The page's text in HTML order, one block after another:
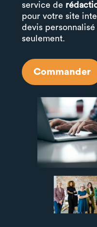
service de
pour votre site
devis
seulement.
Commander